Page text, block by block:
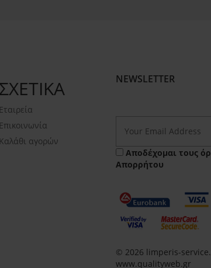
ΣΧΕΤΙΚΑ
Εταιρεία
Επικοινωνία
Καλάθι αγορών
NEWSLETTER
Αποδέχομαι τους
Απορρήτου
© 2026 limperis-
www.qualityweb.gr